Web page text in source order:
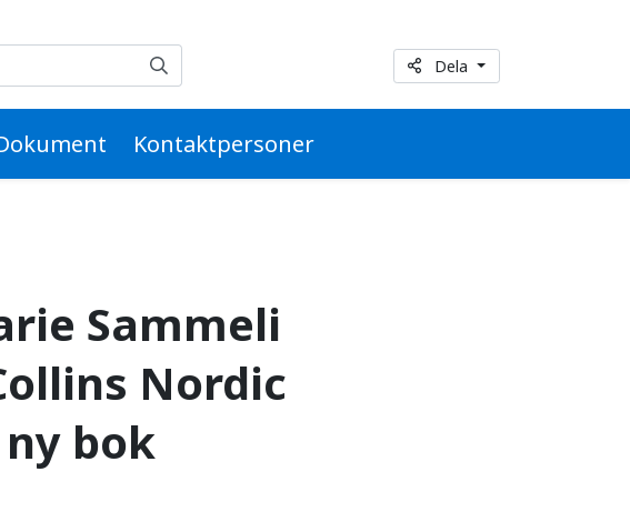
förlag till HarperCollins
Dela
Kontaktpersoner
Sammeli
Nordic
bok